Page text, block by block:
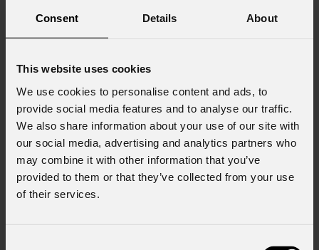
Consent Details About
This website uses cookies
We use cookies to personalise content and ads, to
provide social media features and to analyse our traffic.
We also share information about your use of our site with
our social media, advertising and analytics partners who
may combine it with other information that you’ve
provided to them or that they’ve collected from your use
of their services.